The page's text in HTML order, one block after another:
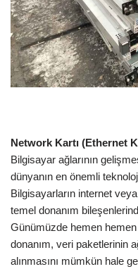
Network Kartı (Ethernet
Bilgisayar ağlarının
dünyanın en önemli
Bilgisayarların internet
temel donanım
Günümüzde hemen
donanım, veri paketlerinin
alınmasını mümkün hale